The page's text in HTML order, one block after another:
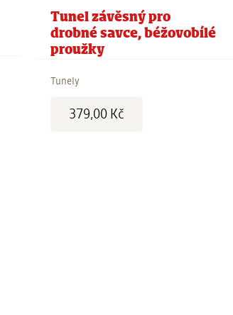
Tunel závěsný pro
drobné savce, béžovobílé
proužky
Tunely
379,00 Kč